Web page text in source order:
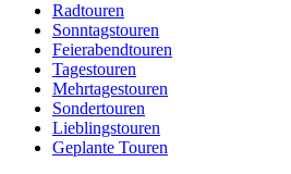
Radtouren
Sonntagstouren
Feierabendtouren
Tagestouren
Mehrtagestouren
Sondertouren
Lieblingstouren
Geplante Touren